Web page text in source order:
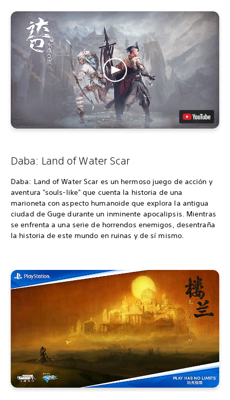
Daba: Land of Water Scar
Daba: Land of Water Scar es un hermoso juego de acción y
aventura "souls-like" que cuenta la historia de una
marioneta con aspecto humanoide que explora la antigua
ciudad de Guge durante un inminente apocalipsis. Mientras
se enfrenta a una serie de horrendos enemigos, desentraña
la historia de este mundo en ruinas y de sí mismo.